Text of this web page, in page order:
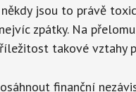
jsou to právě
zpátky. Na
takové vztahy
finanční